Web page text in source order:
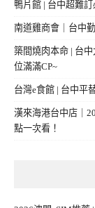
鴨片館 | 台中超難
南道雞商會｜台中
築間燒肉本命 | 台
位滿滿CP~
台灣e食館 | 台中平
漢來海港台中店｜
點一次看！